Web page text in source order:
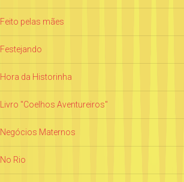
Feito pelas mães
Festejando
Hora da Historinha
Livro "Coelhos Aventureiros"
Negócios Maternos
No Rio